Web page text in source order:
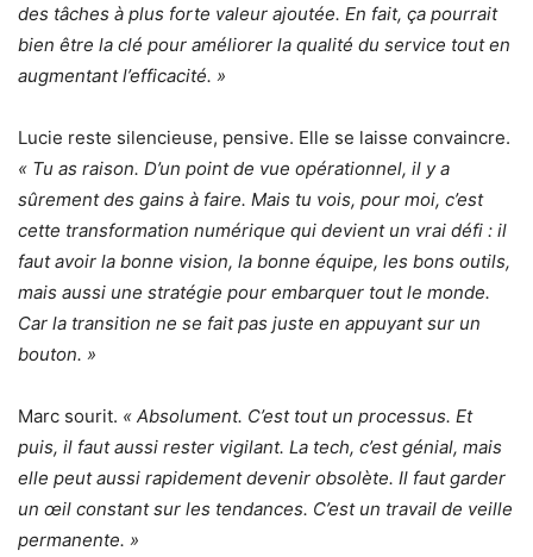
des tâches à plus forte valeur ajoutée. En fait, ça pourrait
bien être la clé pour améliorer la qualité du service tout en
augmentant l’efficacité. »
Lucie reste silencieuse, pensive. Elle se laisse convaincre.
« Tu as raison. D’un point de vue opérationnel, il y a
sûrement des gains à faire. Mais tu vois, pour moi, c’est
cette transformation numérique qui devient un vrai défi : il
faut avoir la bonne vision, la bonne équipe, les bons outils,
mais aussi une stratégie pour embarquer tout le monde.
Car la transition ne se fait pas juste en appuyant sur un
bouton. »
Marc sourit. « Absolument. C’est tout un processus. Et
puis, il faut aussi rester vigilant. La tech, c’est génial, mais
elle peut aussi rapidement devenir obsolète. Il faut garder
un œil constant sur les tendances. C’est un travail de veille
permanente. »